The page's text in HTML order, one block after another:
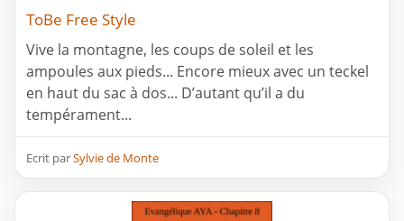
ToBe Free Style
Vive la montagne, les coups de soleil et les
ampoules aux pieds... Encore mieux avec un teckel
en haut du sac à dos... D’autant qu’il a du
tempérament...
Ecrit parSylvie de Monte